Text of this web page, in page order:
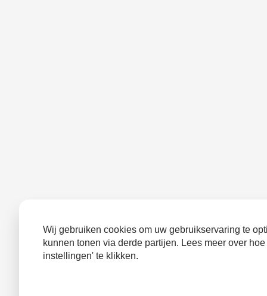
Wij gebruiken cookies om uw gebruikservaring te
kunnen tonen via derde partijen. Lees meer over
instellingen' te klikken.